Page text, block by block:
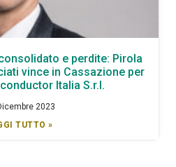
e perdite: Pirola
vince in Cassazione per
Italia S.r.l.
2023
TUTTO »